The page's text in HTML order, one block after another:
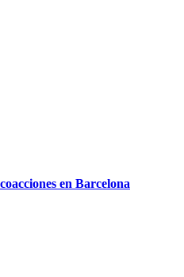
en Barcelona